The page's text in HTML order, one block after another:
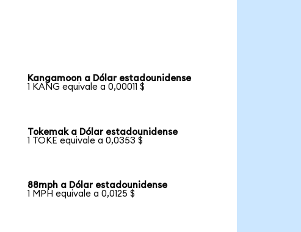
Kangamoon a Dólar estadounidense
1 KANG equivale a 0,00011 $
Tokemak a Dólar estadounidense
1 TOKE equivale a 0,0353 $
88mph a Dólar estadounidense
1 MPH equivale a 0,0125 $